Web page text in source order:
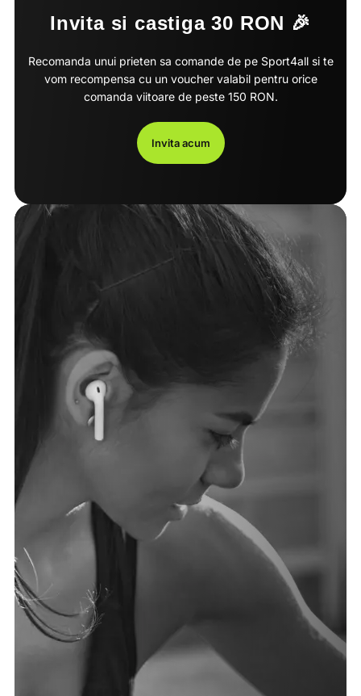
Invita si castiga 30 RON 🎉
Recomanda unui prieten sa comande de pe Sport4all si te
vom recompensa cu un voucher valabil pentru orice
comanda viitoare de peste 150 RON.
Invita acum